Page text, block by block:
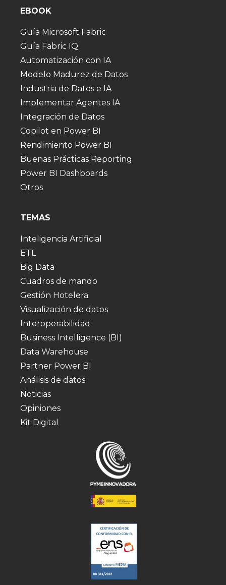
EBOOK
Guía Microsoft Fabric
Guía Fabric IQ
Automatización con IA
Modelo Madurez de Datos
Industria de Datos e IA
Implementar Agentes IA
Integración de Datos
Copilot en Power BI
Rendimiento Power BI
Buenas Prácticas Reporting
Power BI Dashboards
Otros
TEMAS
Inteligencia Artificial
ETL
Big Data
Cuadros de mando
Gestión Hotelera
Visualización de datos
Interoperabilidad
Business Intelligence (BI)
Data Warehouse
Partner Power BI
Análisis de datos
Noticias
Opiniones
Kit Digital